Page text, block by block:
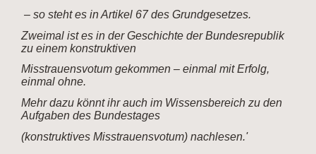
– so steht es in Artikel 67 des Grundgesetzes.
Zweimal ist es in der Geschichte der Bundesrepublik
zu einem konstruktiven
Misstrauensvotum gekommen – einmal mit Erfolg,
einmal ohne.
Mehr dazu könnt ihr auch im Wissensbereich zu den
Aufgaben des Bundestages
(konstruktives Misstrauensvotum) nachlesen.'